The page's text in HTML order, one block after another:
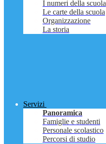
I numeri della scuola
Le carte della scuola
Organizzazione
La storia
Servizi
Panoramica
Famiglie e studenti
Personale scolastico
Percorsi di studio